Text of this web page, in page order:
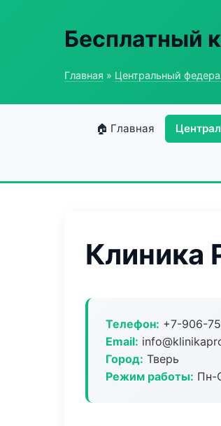
Бесплатный
Главная » Центральный
🏠 Главная
Клиника
Телефон: +7-906-
Email:
Город: Тверь
Режим работы: Пн-